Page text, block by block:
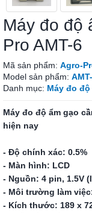
Máy đo độ
Pro AMT-6
Mã sản phẩm: Agro-
Model sản phẩm:
Danh mục: Máy đo
Máy đo độ ẩm gạo
hiện nay
- Độ chính xác: 0.5%
- Màn hình: LCD
- Nguồn: 4 pin, 1.5V
- Môi trường làm
- Kích thước: 189 x